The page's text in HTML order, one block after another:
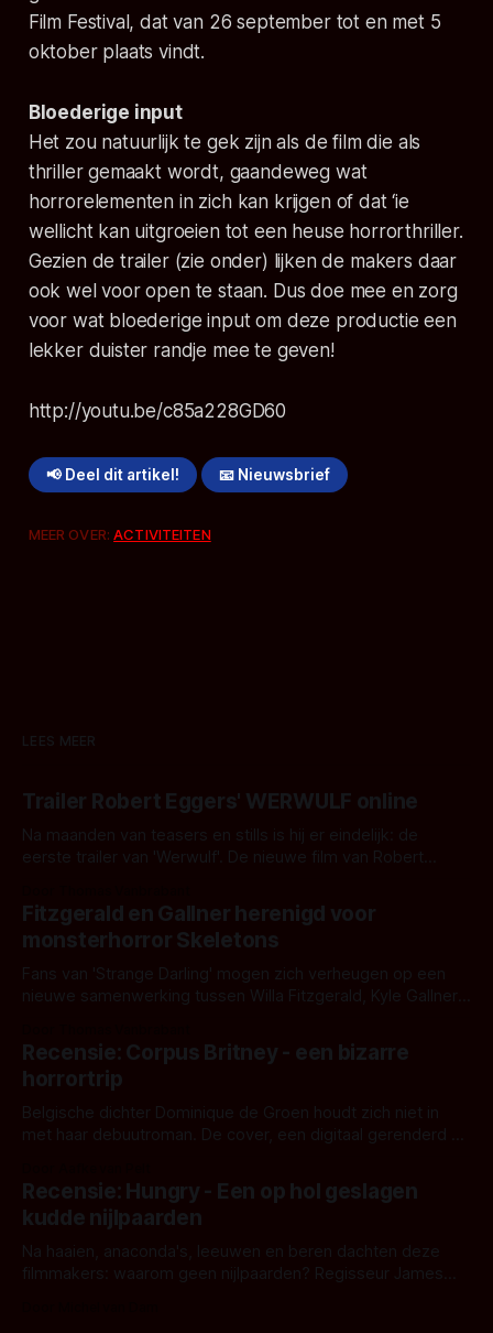
Film Festival, dat van 26 september tot en met 5
oktober plaats vindt.
Bloederige input
Het zou natuurlijk te gek zijn als de film die als
thriller gemaakt wordt, gaandeweg wat
horrorelementen in zich kan krijgen of dat ‘ie
wellicht kan uitgroeien tot een heuse horrorthriller.
Gezien de trailer (zie onder) lijken de makers daar
ook wel voor open te staan. Dus doe mee en zorg
voor wat bloederige input om deze productie een
lekker duister randje mee te geven!
http://youtu.be/c85a228GD60
📢 Deel dit artikel! 📧 Nieuwsbrief
MEER OVER:ACTIVITEITEN
LEES MEER
Trailer Robert Eggers' WERWULF online
Na maanden van teasers en stills is hij er eindelijk: de
eerste trailer van 'Werwulf'. De nieuwe film van Robert
kille stijl vol folklore en mythe. Het topic deze keer is (kon
het het al raden?)... de weerwolf. Kijk je mee?
Fitzgerald en Gallner herenigd voor
monsterhorror Skeletons
Fans van 'Strange Darling' mogen zich verheugen op een
nieuwe samenwerking tussen Willa Fitzgerald, Kyle Gallner
'Skeletons', een nieuwe creature feature waarvoor de
opnames zijn gestart in Australië.
Recensie: Corpus Britney - een bizarre
horrortrip
Belgische dichter Dominique de Groen houdt zich niet in
met haar debuutroman. De cover, een digitaal gerenderd en
achtergrond, belooft iets kleurrijks maar onheilspellends,
iets ongrijpbaars. En dat maakt De Groen met ieder woord
waar.
Recensie: Hungry - Een op hol geslagen
kudde nijlpaarden
Na haaien, anaconda's, leeuwen en beren dachten deze
filmmakers: waarom geen nijlpaarden? Regisseur James